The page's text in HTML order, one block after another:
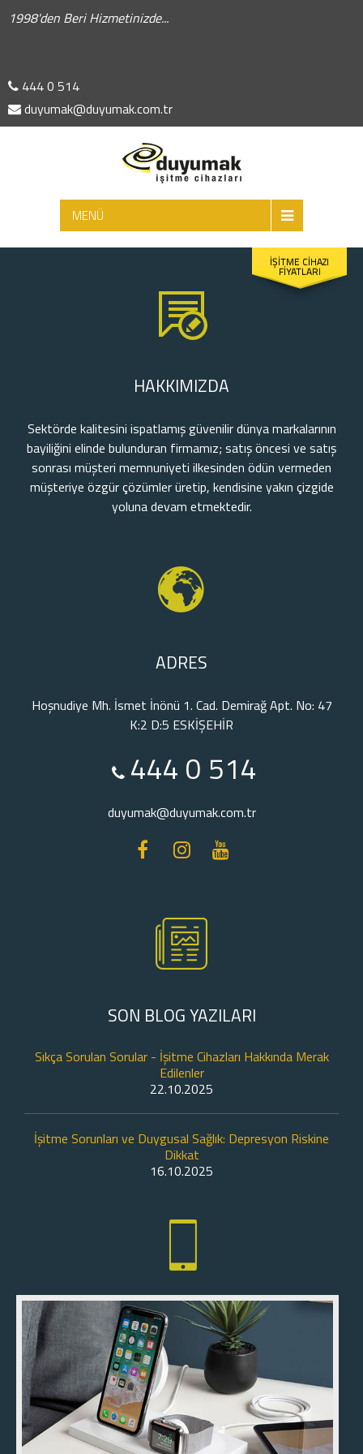
1998'den Beri Hizmetinizde...
444 0 514
duyumak@duyumak.com.tr
MENÜ
İŞİTME CİHAZI
FİYATLARI
HAKKIMIZDA
Sektörde kalitesini ispatlamış güvenilir dünya markalarının
bayiliğini elinde bulunduran firmamız; satış öncesi ve satış
sonrası müşteri memnuniyeti ilkesinden ödün vermeden
müşteriye özgür çözümler üretip, kendisine yakın çizgide
yoluna devam etmektedir.
ADRES
Hoşnudiye Mh. İsmet İnönü 1. Cad. Demirağ Apt. No: 47
K:2 D:5 ESKİŞEHİR
444 0 514
duyumak@duyumak.com.tr
SON BLOG YAZILARI
Sıkça Sorulan Sorular - İşitme Cihazları Hakkında Merak
Edilenler
22.10.2025
İşitme Sorunları ve Duygusal Sağlık: Depresyon Riskine
Dikkat
16.10.2025